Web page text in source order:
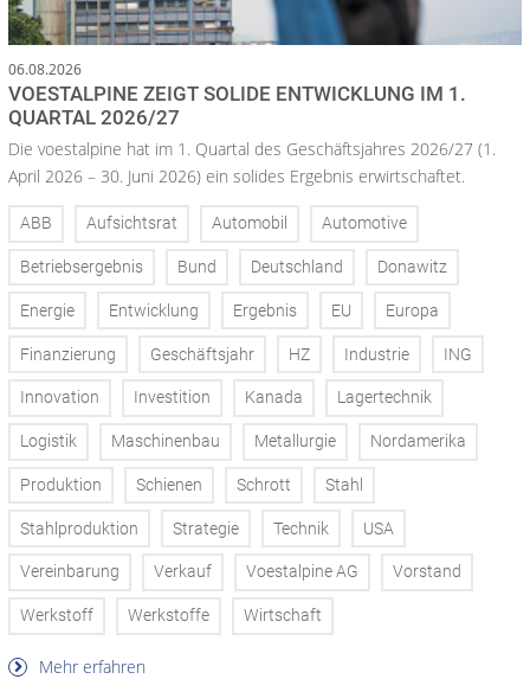
06.08.2026
VOESTALPINE ZEIGT SOLIDE ENTWICKLUNG IM 1.
QUARTAL 2026/27
Die voestalpine hat im 1. Quartal des Geschäftsjahres 2026/27 (1.
April 2026 – 30. Juni 2026) ein solides Ergebnis erwirtschaftet.
ABB Aufsichtsrat Automobil Automotive
Betriebsergebnis Bund Deutschland Donawitz
Energie Entwicklung Ergebnis EU Europa
Finanzierung Geschäftsjahr HZ Industrie ING
Innovation Investition Kanada Lagertechnik
Logistik Maschinenbau Metallurgie Nordamerika
Produktion Schienen Schrott Stahl
Stahlproduktion Strategie Technik USA
Vereinbarung Verkauf Voestalpine AG Vorstand
Werkstoff Werkstoffe Wirtschaft
Mehr erfahren